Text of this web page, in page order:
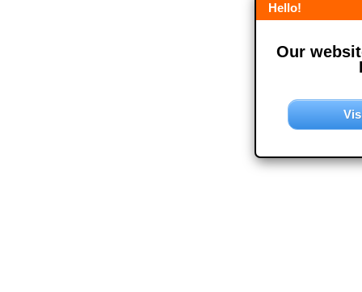
Hello!
Our